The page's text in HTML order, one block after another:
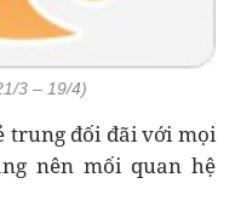
3 – 19/4)
trung đối đãi với mọi
nên mối quan hệ